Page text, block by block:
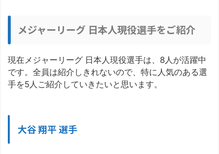
メジャーリーグ 日本人現役選手をご紹介
現在メジャーリーグ 日本人現役選手は、8人が活躍中
です。全員は紹介しきれないので、特に人気のある選
手を5人ご紹介していきたいと思います。
大谷 翔平 選手